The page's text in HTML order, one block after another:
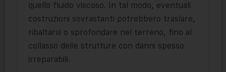
quello fluido viscoso. In tal modo, eventuali
costruzioni sovrastanti potrebbero traslare,
ribaltarsi o sprofondare nel terreno, fino al
collasso delle strutture con danni spesso
irreparabili.